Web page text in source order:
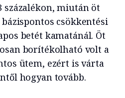
százalékon, miután öt
csökkentési
betét kamatánál. Öt
borítékolható volt a
ütem, ezért is várta
hogyan tovább.